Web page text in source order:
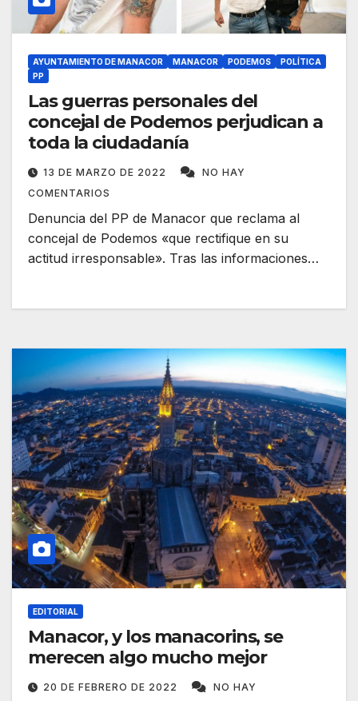
AYUNTAMIENTO DE MANACOR MANACOR PODEMOS
POLÍTICA
PP
Las guerras personales del
concejal de Podemos perjudican a
toda la ciudadanía
13 DE MARZO DE 2022
NO HAY
COMENTARIOS
Denuncia del PP de Manacor que reclama al
concejal de Podemos «que rectifique en su
actitud irresponsable». Tras las informaciones…
EDITORIAL
Manacor, y los manacorins, se
merecen algo mucho mejor
20 DE FEBRERO DE 2022
NO HAY